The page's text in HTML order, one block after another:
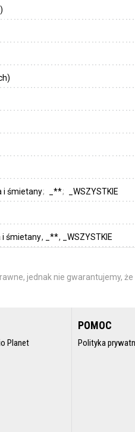
i śmietany _** _WSZYSTKIE
i śmietany _** _WSZYSTKIE
jednak nie gwarantujemy,
Planet
POMOC
Polityka